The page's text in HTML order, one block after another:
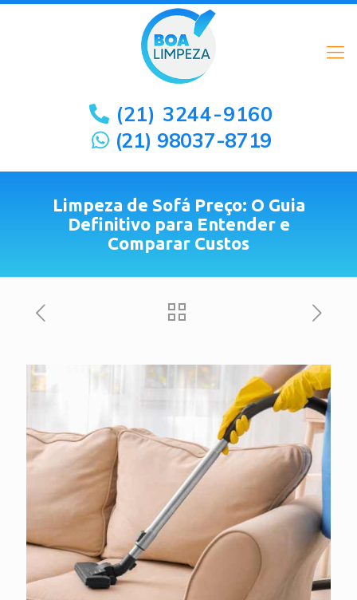
(21) 3244-9160
(21) 98037-8719
Limpeza de Sofá Preço: O Guia
Definitivo para Entender e
Comparar Custos